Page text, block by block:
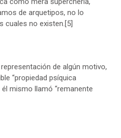
de arquetipos, no lo
cuales no existen.[5]
de algún motivo,
“propiedad psíquica
mismo llamó “remanente